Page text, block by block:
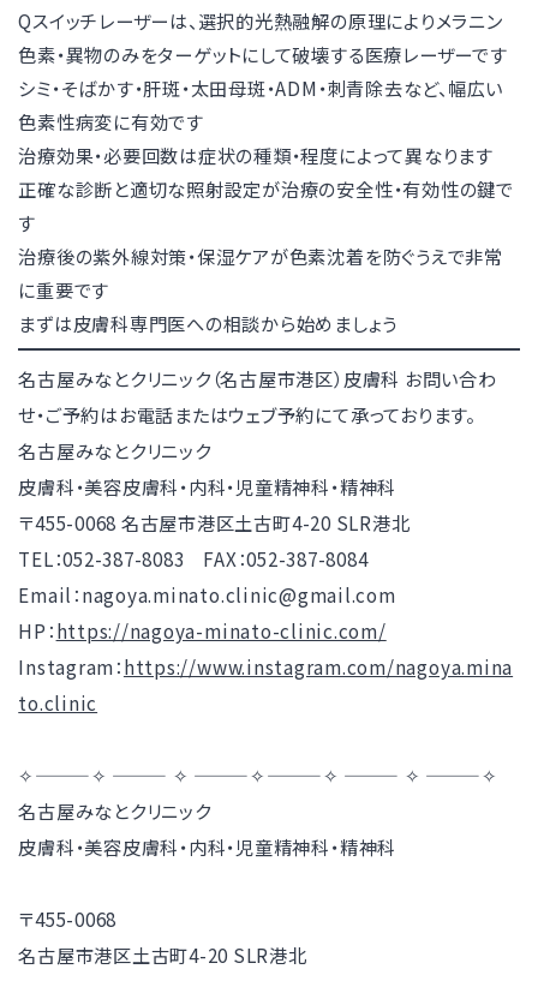
Qスイッチレーザーは、選択的光熱融解の原理によりメラニン
色素・異物のみをターゲットにして破壊する医療レーザーです
シミ・そばかす・肝斑・太田母斑・ADM・刺青除去など、幅広い
色素性病変に有効です
治療効果・必要回数は症状の種類・程度によって異なります
正確な診断と適切な照射設定が治療の安全性・有効性の鍵で
す
治療後の紫外線対策・保湿ケアが色素沈着を防ぐうえで非常
に重要です
まずは皮膚科専門医への相談から始めましょう
名古屋みなとクリニック（名古屋市港区）皮膚科 お問い合わ
せ・ご予約はお電話またはウェブ予約にて承っております。
名古屋みなとクリニック
皮膚科・美容皮膚科・内科・児童精神科・精神科
〒455-0068 名古屋市港区土古町4-20 SLR港北
TEL：052-387-8083 FAX：052-387-8084
Email：nagoya.minato.clinic@gmail.com
HP：https://nagoya-minato-clinic.com/
Instagram：https://www.instagram.com/nagoya.mina
to.clinic
✧———✧ ——— ✧ ———✧———✧ ——— ✧ ———✧
名古屋みなとクリニック
皮膚科・美容皮膚科・内科・児童精神科・精神科
〒455-0068
名古屋市港区土古町4-20 SLR港北